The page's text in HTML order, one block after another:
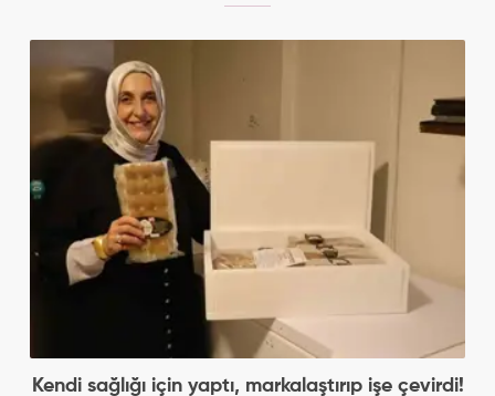
Kendi sağlığı için yaptı, markalaştırıp işe çevirdi!